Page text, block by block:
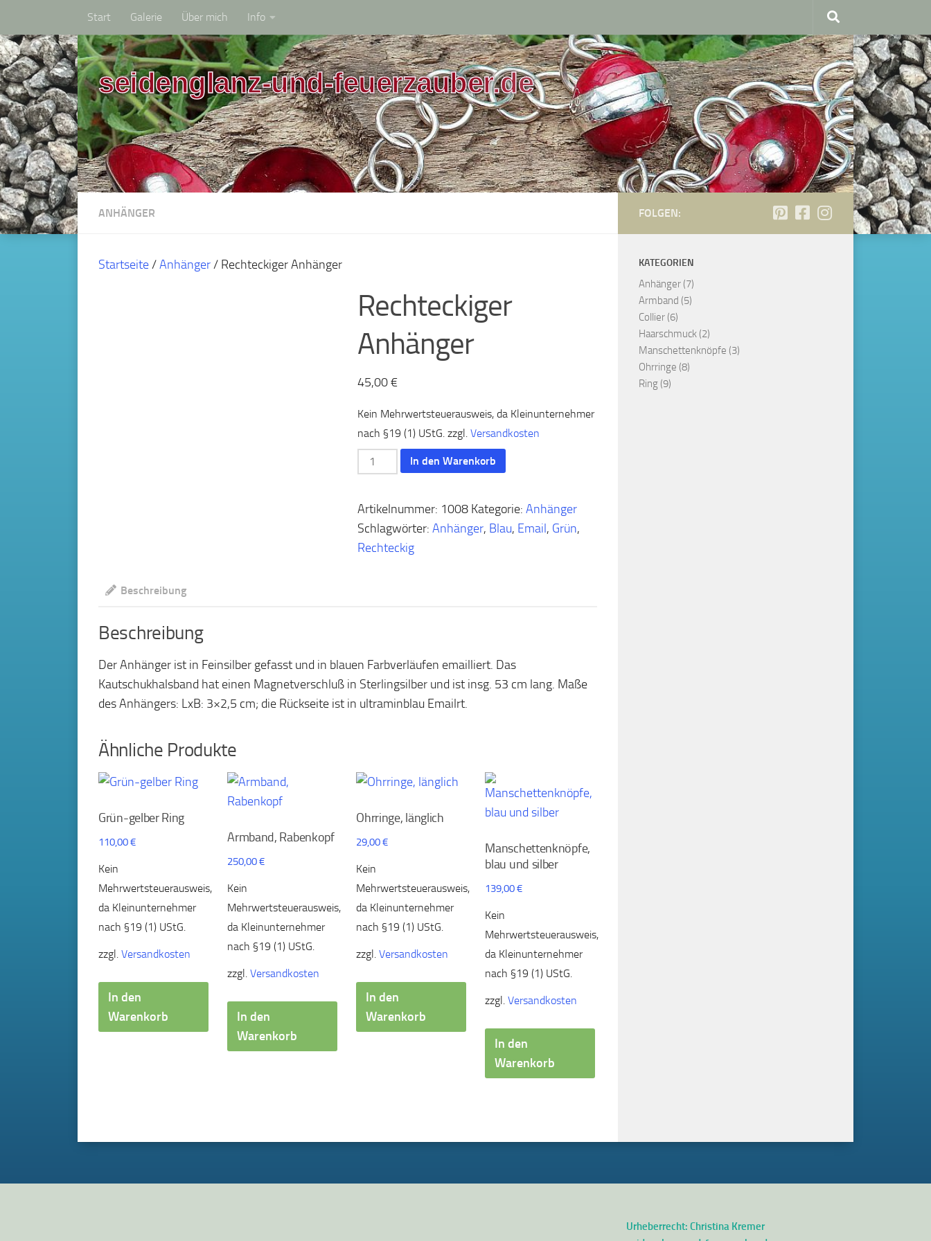
Zum Inhalt springen
Start Galerie Über mich Info
seidenglanz-und-feuerzauber.de
ANHÄNGER
Startseite/Anhänger/ Rechteckiger Anhänger
Rechteckiger
Anhänger
45,00€
Kein Mehrwertsteuerausweis, da Kleinunternehmer
nach §19 (1) UStG. zzgl.Versandkosten
Rechteckiger
Anhänger
In den Warenkorb
Artikelnummer: 1008 Kategorie:Anhänger
Schlagwörter:Anhänger, Blau, Email, Grün,
Rechteckig
Beschreibung
Beschreibung
Der Anhänger ist in Feinsilber gefasst und in blauen Farbverläufen emailliert. Das
Kautschukhalsband hat einen Magnetverschluß in Sterlingsilber und ist insg. 53 cm lang. Maße
des Anhängers: LxB: 3×2,5 cm; die Rückseite ist in ultraminblau Emailrt.
Ähnliche Produkte
Grün-gelber Ring
110,00€
Kein
Mehrwertsteuerausweis,
da Kleinunternehmer
nach §19 (1) UStG.
zzgl. Versandkosten
In den
Warenkorb
Armband, Rabenkopf
250,00€
Kein
Mehrwertsteuerausweis,
da Kleinunternehmer
nach §19 (1) UStG.
zzgl.Versandkosten
In den
Warenkorb
Ohrringe, länglich
29,00€
Kein
Mehrwertsteuerausweis,
da Kleinunternehmer
nach §19 (1) UStG.
zzgl.Versandkosten
In den
Warenkorb
Manschettenknöpfe,
blau und silber
139,00€
Kein
Mehrwertsteuerausweis,
da Kleinunternehmer
nach §19 (1) UStG.
zzgl.Versandkosten
In den
Warenkorb
FOLGEN:
KATEGORIEN
Anhänger (7)
Armband (5)
Collier (6)
Haarschmuck (2)
Manschettenknöpfe (3)
Ohrringe (8)
Ring (9)
Urheberrecht: Christina Kremer